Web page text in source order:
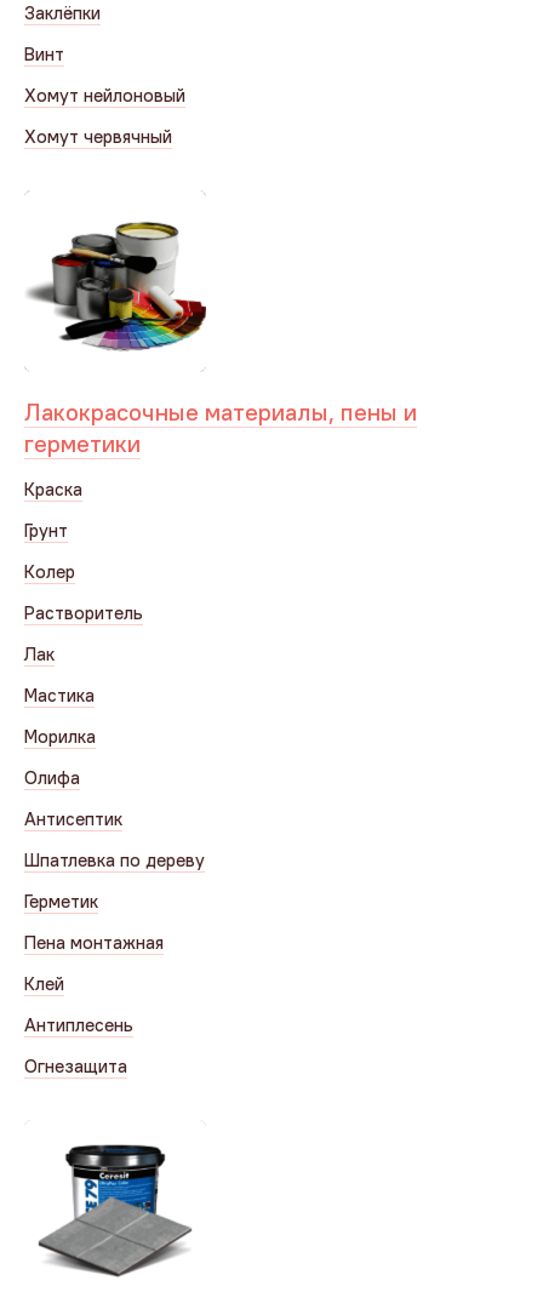
Заклёпки
Винт
Хомут нейлоновый
Хомут червячный
Лакокрасочные материалы, пены и
герметики
Краска
Грунт
Колер
Растворитель
Лак
Мастика
Морилка
Олифа
Антисептик
Шпатлевка по дереву
Герметик
Пена монтажная
Клей
Антиплесень
Огнезащита